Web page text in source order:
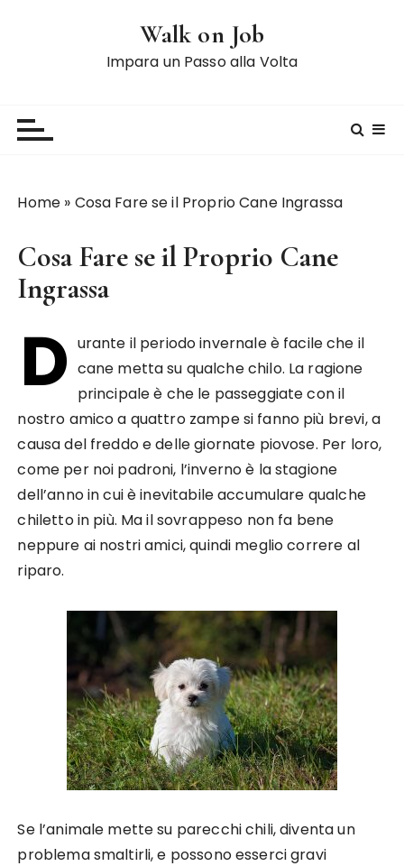
Walk on Job
Impara un Passo alla Volta
Home » Cosa Fare se il Proprio Cane Ingrassa
Cosa Fare se il Proprio Cane
Ingrassa
D urante il periodo invernale è facile che il
cane metta su qualche chilo. La ragione
principale è che le passeggiate con il
nostro amico a quattro zampe si fanno più brevi, a
causa del freddo e delle giornate piovose. Per loro,
come per noi padroni, l’inverno è la stagione
dell’anno in cui è inevitabile accumulare qualche
chiletto in più. Ma il sovrappeso non fa bene
neppure ai nostri amici, quindi meglio correre al
riparo.
Se l’animale mette su parecchi chili, diventa un
problema smaltirli, e possono esserci gravi